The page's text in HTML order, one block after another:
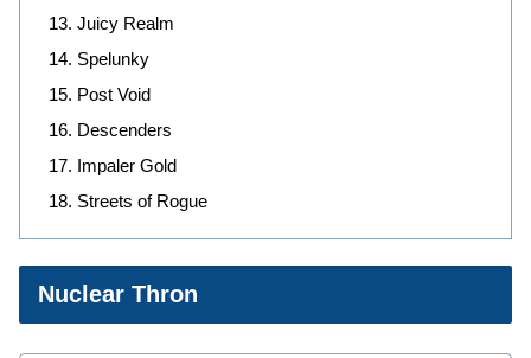
Juicy Realm
Spelunky
Post Void
Descenders
Impaler Gold
Streets of Rogue
Nuclear Thron